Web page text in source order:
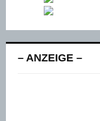
– ANZEIGE –